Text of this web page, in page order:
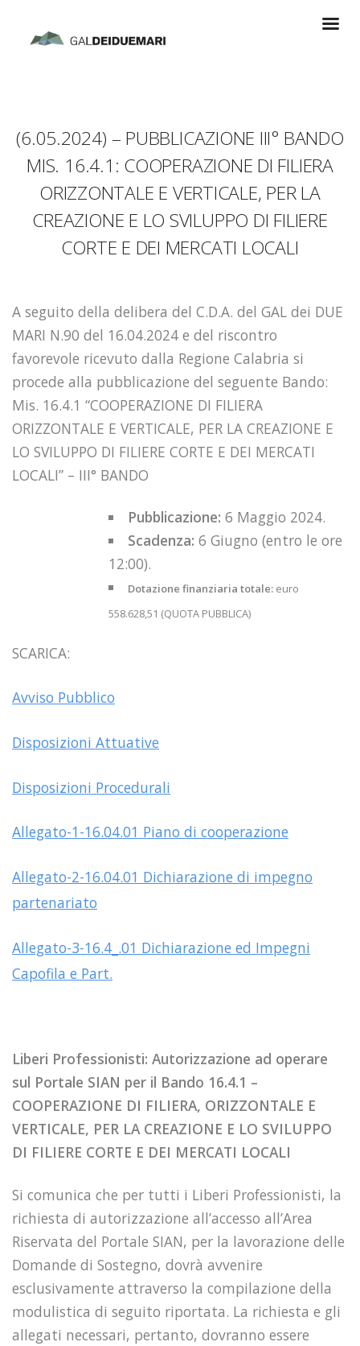
(6.05.2024) – PUBBLICAZIONE III° BANDO
MIS. 16.4.1: COOPERAZIONE DI FILIERA
ORIZZONTALE E VERTICALE, PER LA
CREAZIONE E LO SVILUPPO DI FILIERE
CORTE E DEI MERCATI LOCALI
A seguito della delibera del C.D.A. del GAL dei DUE
MARI N.90 del 16.04.2024 e del riscontro
favorevole ricevuto dalla Regione Calabria si
procede alla pubblicazione del seguente Bando:
Mis. 16.4.1 “COOPERAZIONE DI FILIERA
ORIZZONTALE E VERTICALE, PER LA CREAZIONE E
LO SVILUPPO DI FILIERE CORTE E DEI MERCATI
LOCALI” – III° BANDO
Pubblicazione:6 Maggio 2024.
Scadenza:6 Giugno (entro le ore
12:00).
Dotazione finanziaria totale: euro
558.628,51 (QUOTA PUBBLICA)
SCARICA:
Avviso Pubblico
Disposizioni Attuative
Disposizioni Procedurali
Allegato-1-16.04.01 Piano di cooperazione
Allegato-2-16.04.01 Dichiarazione di impegno
partenariato
Allegato-3-16.4_.01 Dichiarazione ed Impegni
Capofila e Part.
Liberi Professionisti: Autorizzazione ad operare
sul Portale SIAN per il Bando 16.4.1 –
COOPERAZIONE DI FILIERA, ORIZZONTALE E
VERTICALE, PER LA CREAZIONE E LO SVILUPPO
DI FILIERE CORTE E DEI MERCATI LOCALI
Si comunica che per tutti i Liberi Professionisti, la
richiesta di autorizzazione all’accesso all’Area
Riservata del Portale SIAN, per la lavorazione delle
Domande di Sostegno, dovrà avvenire
esclusivamente attraverso la compilazione della
modulistica di seguito riportata. La richiesta e gli
allegati necessari, pertanto, dovranno essere